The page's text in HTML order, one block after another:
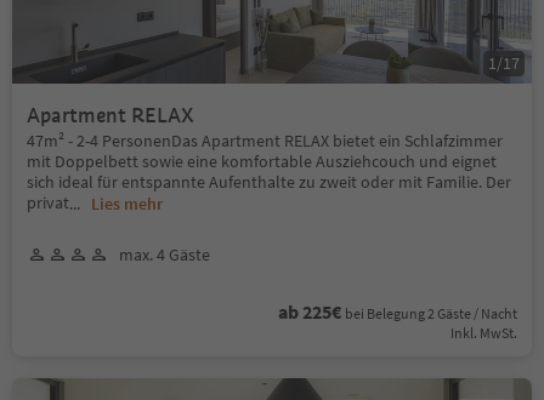
Apartment RELAX
47m² - 2-4 PersonenDas Apartment RELAX bietet ein Schlafzimmer
mit Doppelbett sowie eine komfortable Ausziehcouch und eignet
sich ideal für entspannte Aufenthalte zu zweit oder mit Familie. Der
privat... Lies mehr
max. 4 Gäste
ab 225€ bei Belegung 2 Gäste / Nacht
Inkl. MwSt.
1 /17